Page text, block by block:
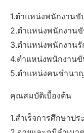
1.ตำแหน่งพนักงานขั
2.ตำแหน่งพนักงาน
3.ตำแหน่งพนักงาน
4.ตำแหน่งพนักงานขั
5.ตำแหน่งคนชำนา
คุณสมบัติเบื้องต้น
1.สำเร็จการศึกษาป